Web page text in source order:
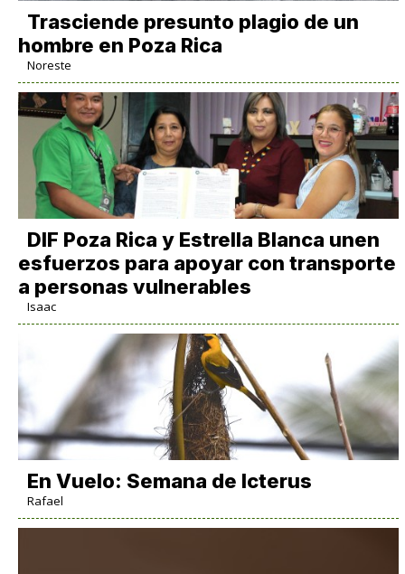
Trasciende presunto plagio de un
hombre en Poza Rica
Noreste
DIF Poza Rica y Estrella Blanca unen
esfuerzos para apoyar con transporte
a personas vulnerables
Isaac
En Vuelo: Semana de Icterus
Rafael